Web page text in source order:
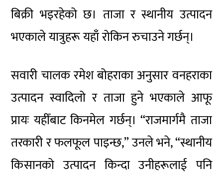
बिक्री भइरहेको छ। ताजा र स्थानीय उत्पादन
भएकाले यात्रुहरू यहाँ रोकिन रुचाउने गर्छन्।
सवारी चालक रमेश बोहराका अनुसार वनहराका
उत्पादन स्वादिलो र ताजा हुने भएकाले आफू
प्रायः यहीँबाट किनमेल गर्छन्। “राजमार्गमै ताजा
तरकारी र फलफूल पाइन्छ,” उनले भने, “स्थानीय
किसानको उत्पादन किन्दा उनीहरूलाई पनि